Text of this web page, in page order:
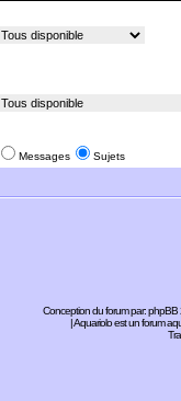
Messages Sujets
Conception du forum par:phpBB
| Aquariolo est un forum